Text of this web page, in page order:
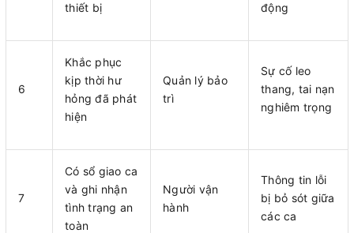
thiết bị
động
6
Khắc phục
kịp thời hư
hỏng đã phát
hiện
Quản lý bảo
trì
Sự cố leo
thang, tai nạn
nghiêm trọng
7
Có sổ giao ca
và ghi nhận
tình trạng an
toàn
Người vận
hành
Thông tin lỗi
bị bỏ sót giữa
các ca